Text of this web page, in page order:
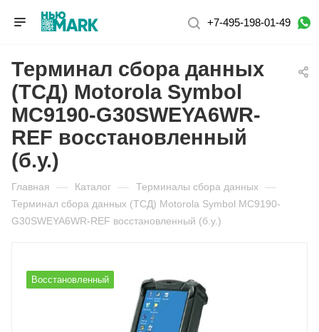
+7-495-198-01-49
Терминал сбора данных
(ТСД) Motorola Symbol
MC9190-G30SWEYA6WR-
REF восстановленный
(б.у.)
Главная — Каталог — Терминалы сбора данных —
Терминал сбора данных (ТСД) Motorola Symbol MC9190-
G30SWEYA6WR-REF восстановленный (б.у.)
Восстановленный